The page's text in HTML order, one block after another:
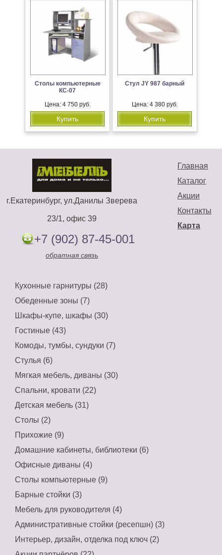
Столы компьютерные
КС-07
Цена: 4 750 руб.
Купить
Стул JY 987 барный
Цена: 4 380 руб.
Купить
Главная
Каталог
Акции
Контакты
Карта
г.Екатеринбург, ул.Данилы Зверева
23/1, офис 39
+7 (902) 87-45-001
обратная связь
Кухонные гарнитуры (28)
Обеденные зоны (7)
Шкафы-купе, шкафы (30)
Гостиные (43)
Комоды, тумбы, сундуки (7)
Стулья (6)
Мягкая мебель, диваны (30)
Спальни, кровати (22)
Детская мебель (31)
Столы (2)
Прихожие (9)
Домашние кабинеты, библиотеки (6)
Офисные диваны (4)
Столы компьютерные (9)
Барные стойки (3)
Мебель для руководителя (4)
Административные стойки (ресепшн) (3)
Интерьер, дизайн, отделка под ключ (2)